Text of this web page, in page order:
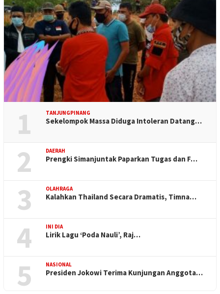
1 TANJUNGPINANG
Sekelompok Massa Diduga Intoleran Datang…
2 DAERAH
Prengki Simanjuntak Paparkan Tugas dan F…
3 OLAHRAGA
Kalahkan Thailand Secara Dramatis, Timna…
4 INI DIA
Lirik Lagu ‘Poda Nauli’, Raj…
5 NASIONAL
Presiden Jokowi Terima Kunjungan Anggota…